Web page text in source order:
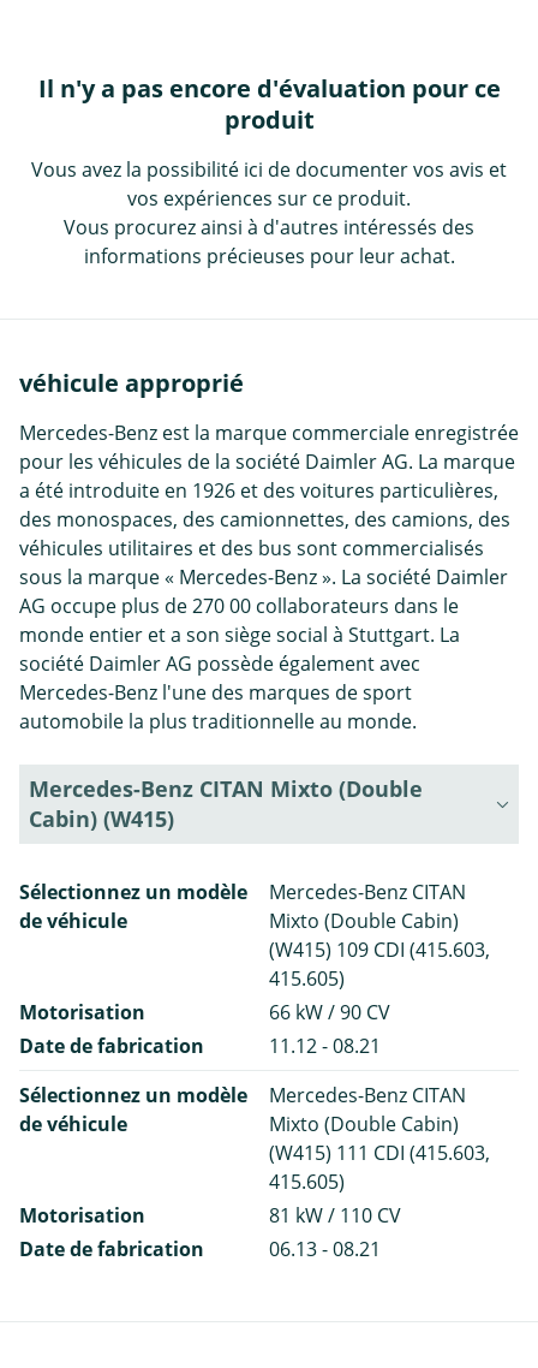
Il n'y a pas encore d'évaluation pour ce
produit
Vous avez la possibilité ici de documenter vos avis et
vos expériences sur ce produit.
Vous procurez ainsi à d'autres intéressés des
informations précieuses pour leur achat.
véhicule approprié
Mercedes-Benz est la marque commerciale enregistrée
pour les véhicules de la société Daimler AG. La marque
a été introduite en 1926 et des voitures particulières,
des monospaces, des camionnettes, des camions, des
véhicules utilitaires et des bus sont commercialisés
sous la marque « Mercedes-Benz ». La société Daimler
AG occupe plus de 270 00 collaborateurs dans le
monde entier et a son siège social à Stuttgart. La
société Daimler AG possède également avec
Mercedes-Benz l'une des marques de sport
automobile la plus traditionnelle au monde.
Mercedes-Benz CITAN Mixto (Double
Cabin) (W415)
Sélectionnez un modèle
de véhicule
Mercedes-Benz CITAN
Mixto (Double Cabin)
(W415) 109 CDI (415.603,
415.605)
Motorisation
66 kW / 90 CV
Date de fabrication
11.12 - 08.21
Sélectionnez un modèle
de véhicule
Mercedes-Benz CITAN
Mixto (Double Cabin)
(W415) 111 CDI (415.603,
415.605)
Motorisation
81 kW / 110 CV
Date de fabrication
06.13 - 08.21